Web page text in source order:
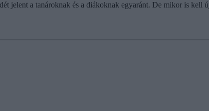
jelent a tanároknak és a diákoknak egyaránt. De mikor is kell